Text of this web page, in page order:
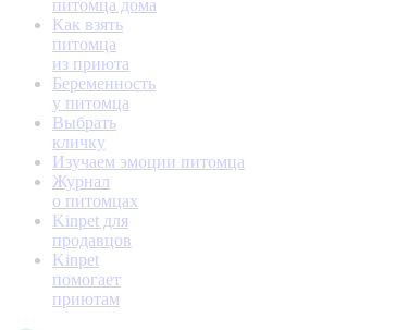
питомца дома
Как взять
питомца
из приюта
Беременность
у питомца
Выбрать
кличку
Изучаем эмоции питомца
Журнал
о питомцах
Kinpet для
продавцов
Kinpet
помогает
приютам